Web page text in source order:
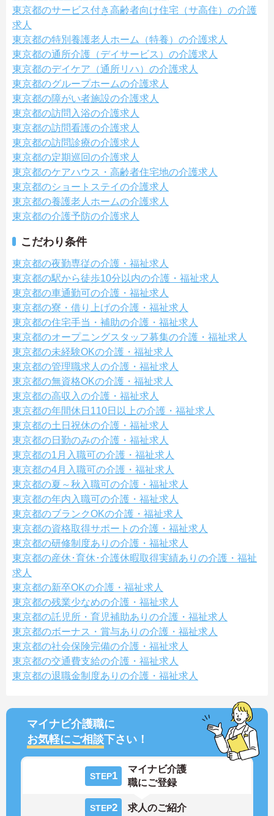
東京都のサービス付き高齢者向け住宅（サ高住）の介護
求人
東京都の特別養護老人ホーム（特養）の介護求人
東京都の通所介護（デイサービス）の介護求人
東京都のデイケア（通所リハ）の介護求人
東京都のグループホームの介護求人
東京都の障がい者施設の介護求人
東京都の訪問入浴の介護求人
東京都の訪問看護の介護求人
東京都の訪問診療の介護求人
東京都の定期巡回の介護求人
東京都のケアハウス・高齢者住宅地の介護求人
東京都のショートステイの介護求人
東京都の養護老人ホームの介護求人
東京都の介護予防の介護求人
こだわり条件
東京都の夜勤専従の介護・福祉求人
東京都の駅から徒歩10分以内の介護・福祉求人
東京都の車通勤可の介護・福祉求人
東京都の寮・借り上げの介護・福祉求人
東京都の住宅手当・補助の介護・福祉求人
東京都のオープニングスタッフ募集の介護・福祉求人
東京都の未経験OKの介護・福祉求人
東京都の管理職求人の介護・福祉求人
東京都の無資格OKの介護・福祉求人
東京都の高収入の介護・福祉求人
東京都の年間休日110日以上の介護・福祉求人
東京都の土日祝休の介護・福祉求人
東京都の日勤のみの介護・福祉求人
東京都の1月入職可の介護・福祉求人
東京都の4月入職可の介護・福祉求人
東京都の夏～秋入職可の介護・福祉求人
東京都の年内入職可の介護・福祉求人
東京都のブランクOKの介護・福祉求人
東京都の資格取得サポートの介護・福祉求人
東京都の研修制度ありの介護・福祉求人
東京都の産休･育休･介護休暇取得実績ありの介護・福祉
求人
東京都の新卒OKの介護・福祉求人
東京都の残業少なめの介護・福祉求人
東京都の託児所・育児補助ありの介護・福祉求人
東京都のボーナス・賞与ありの介護・福祉求人
東京都の社会保険完備の介護・福祉求人
東京都の交通費支給の介護・福祉求人
東京都の退職金制度ありの介護・福祉求人
マイナビ介護職に
お気軽にご相談下さい！
STEP1
マイナビ介護
職にご登録
STEP2 求人のご紹介